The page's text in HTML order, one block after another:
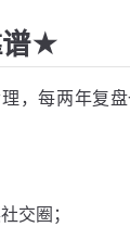
谱★
，每两年复
交圈；